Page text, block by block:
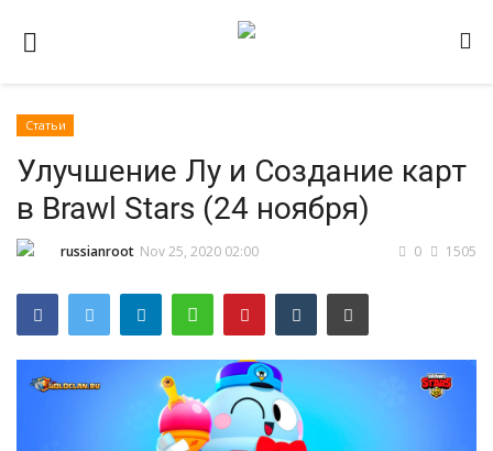
Видео
Terms & Conditions
Gallery
Статьи
Улучшение Лу и Создание карт
в Brawl Stars (24 ноября)
russianroot Nov 25, 2020 02:00 1505
0